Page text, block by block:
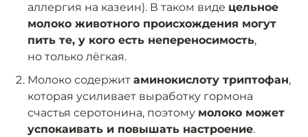
аллергия на казеин). В таком виде цельное
молоко животного происхождения могут
пить те, у кого есть непереносимость,
но только лёгкая.
Молоко содержит аминокислоту триптофан,
которая усиливает выработку гормона
счастья серотонина, поэтому молоко может
успокаивать и повышать настроение.